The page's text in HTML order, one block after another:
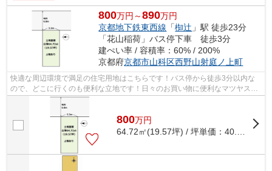
800万円～890万円
京都地下鉄東西線 「椥辻 」駅 徒歩23分
「花山稲荷」バス停下車 徒歩3分
建ぺい率 / 容積率：60% / 200%
京都府京都市山科区西野山射庭ノ上町
快適な周辺環境で満足の住宅用地はこちらです！バス停から徒歩3分以内な
ので、どこに行くのも便利な立地です！日々のお買い物に便利なマツヤスー
パービア店まで495mです！日用品を揃え...
800万円
64.72㎡(19.57坪) / 坪単価：40.88 万円